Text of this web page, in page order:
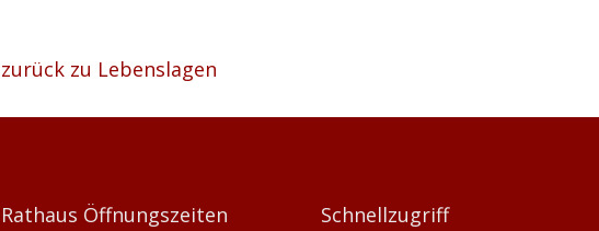
zurück zu Lebenslagen
Rathaus Öffnungszeiten Schnellzugriff